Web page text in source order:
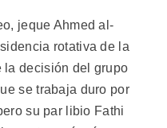
jeque Ahmed al-
rotativa de la
la decisión del grupo
se trabaja duro por
su par libio Fathi